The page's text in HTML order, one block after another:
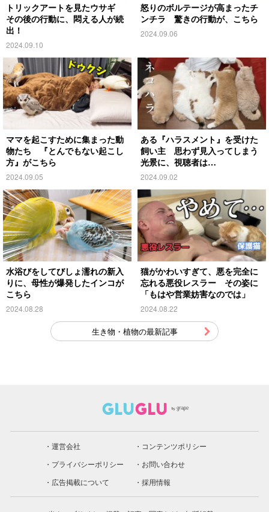
トリックアートを見たウサギ
その後の行動に、悶える人が続
出！
2024.09.10
怒りのボルテージが高まったチ
ンチラ 驚きの行動が、こちら
2024.09.06
ママを起こすために集まった動
物たち 『とんでもない起こし
方』がこちら
2024.09.05
ある『ハラスメント』を受けた
飼い主 思わず見入ってしまう
光景に、視聴者は…
2024.09.02
水浴びをしてびしょ濡れの新入
りに、母性が爆発したインコが
こちら
2024.08.28
猫がかわいすぎて、悪を完全に
忘れる悪役レスラー その姿に
「もはや営業妨害なのでは」
2024.08.22
生き物・植物の最新記事
運営会社
コンテンツポリシー
プライバシーポリシー
お問い合わせ
広告掲載について
採用情報